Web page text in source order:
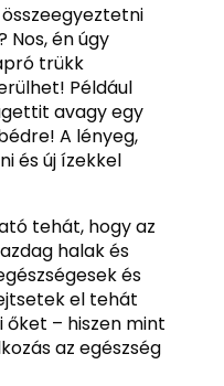
én úgy
trükk
Például
avagy egy
A lényeg,
és új ízekkel
tehát, hogy az
halak és
és
el tehát
– hiszen mint
az egészség